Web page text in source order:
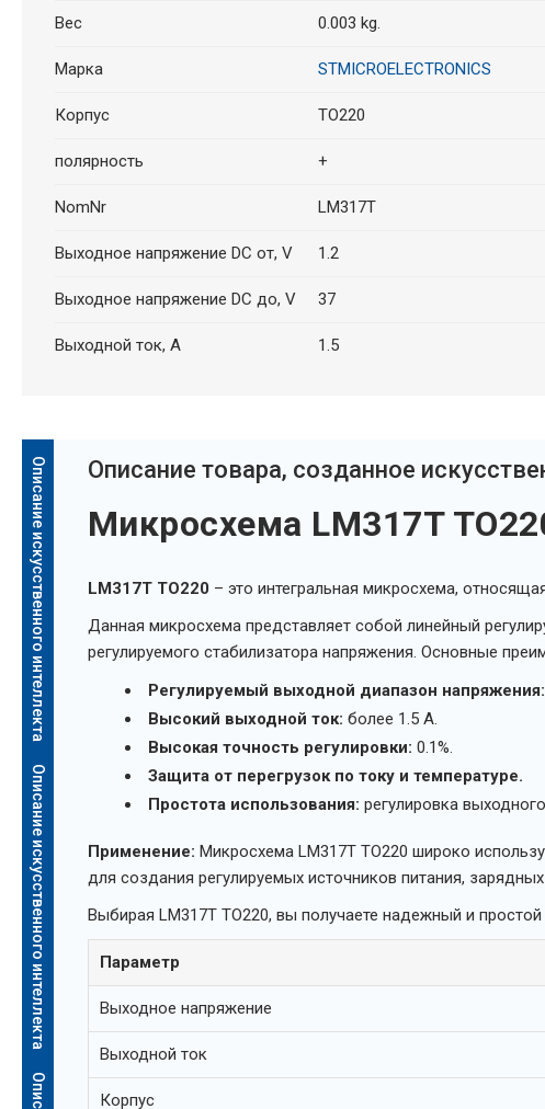
Вес 0.003 kg.
Марка STMICROELECTRONICS
Корпус TO220
полярность +
NomNr LM317T
Выходное напряжение DC от, V 1.2
Выходное напряжение DC до, V 37
Выходной ток, A 1.5
Описание искусственного интеллекта
Описание искусственного интеллекта
Oписание товара, созданное
Микросхема LM317T
LM317T TO220 – это интегральная микросхема,
Данная микросхема представляет собой линейный
регулируемого стабилизатора напряжения. Основные
Регулируемый выходной диапазон напряжения:
Высокий выходной ток: более 1.5 А.
Высокая точность регулировки: 0.1%.
Защита от перегрузок по току и температуре.
Простота использования: регулировка
Применение: Микросхема LM317T TO220 широко
для создания регулируемых источников питания,
Выбирая LM317T TO220, вы получаете надежный и
Параметр
Выходное напряжение
Выходной ток
Корпус